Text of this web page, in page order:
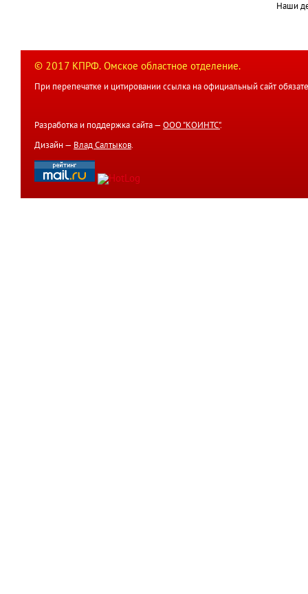
Наши
© 2017 КПРФ. Омское областное отделение.
При перепечатке и цитировании ссылка на официальный сайт
Разработка и поддержка сайта — ООО "КОИНТС".
Дизайн — Влад Салтыков.